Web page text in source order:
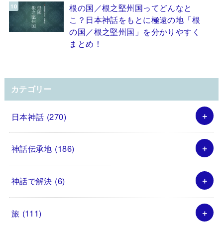
根の国／根之堅州国ってどんなと
こ？日本神話をもとに極遠の地「根
の国／根之堅州国」を分かりやすく
まとめ！
カテゴリー
日本神話 (270)
神話伝承地 (186)
神話で解決 (6)
旅 (111)